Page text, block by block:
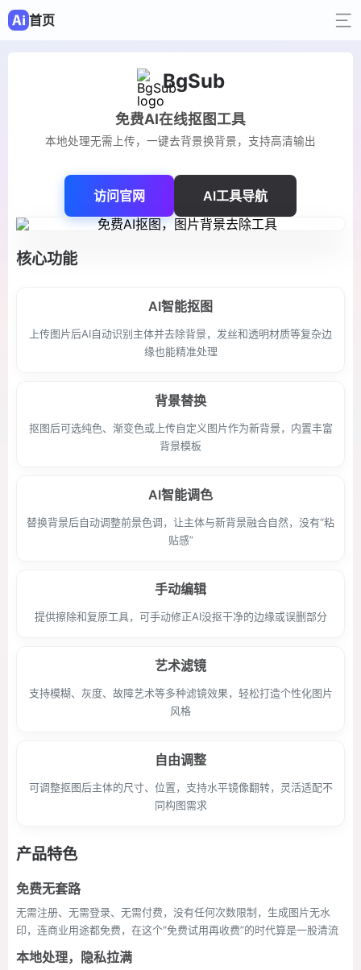
首页
BgSub
免费AI在线抠图工具
本地处理无需上传，一键去背景换背景，支持高清输出
访问官网 AI工具导航
核心功能
AI智能抠图
上传图片后AI自动识别主体并去除背景，发丝和透明材质等复杂边
缘也能精准处理
背景替换
抠图后可选纯色、渐变色或上传自定义图片作为新背景，内置丰富
背景模板
AI智能调色
替换背景后自动调整前景色调，让主体与新背景融合自然，没有“粘
贴感”
手动编辑
提供擦除和复原工具，可手动修正AI没抠干净的边缘或误删部分
艺术滤镜
支持模糊、灰度、故障艺术等多种滤镜效果，轻松打造个性化图片
风格
自由调整
可调整抠图后主体的尺寸、位置，支持水平镜像翻转，灵活适配不
同构图需求
产品特色
免费无套路
无需注册、无需登录、无需付费，没有任何次数限制，生成图片无水
印，连商业用途都免费，在这个“免费试用再收费”的时代算是一股清流
本地处理，隐私拉满